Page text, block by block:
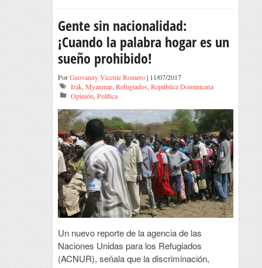
Gente sin nacionalidad:
¡Cuando la palabra hogar es un
sueño prohibido!
PorGeovanny Vicente Romero| 11/07/2017
Irak, Myanmar, Refugiados, República Dominicana
Opinión, Política
Un nuevo reporte de la agencia de las
Naciones Unidas para los Refugiados
(ACNUR), señala que la discriminación,